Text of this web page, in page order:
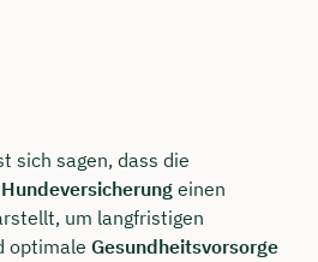
sich sagen, dass die
einen
um langfristigen
optimale Gesundheitsvorsorge